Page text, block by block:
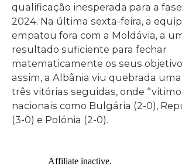
qualificação inesperada para a
2024. Na última sexta-feira, a
empatou fora com a Moldávia, a
resultado suficiente para fechar
matematicamente os seus
assim, a Albânia viu quebrada
três vitórias seguidas, onde
nacionais como Bulgária (2-0),
(3-0) e Polónia (2-0).